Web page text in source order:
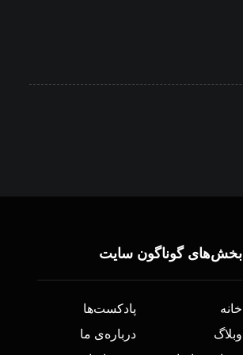
بخش‌های گوناگون سایت
خانه
پادکست‌ها
وبلاگ
درباره‌ی ما